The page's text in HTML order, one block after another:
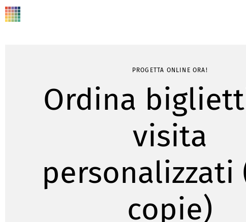
PROGETTA ONLINE ORA!
Ordina
visita
personalizzati
copie)